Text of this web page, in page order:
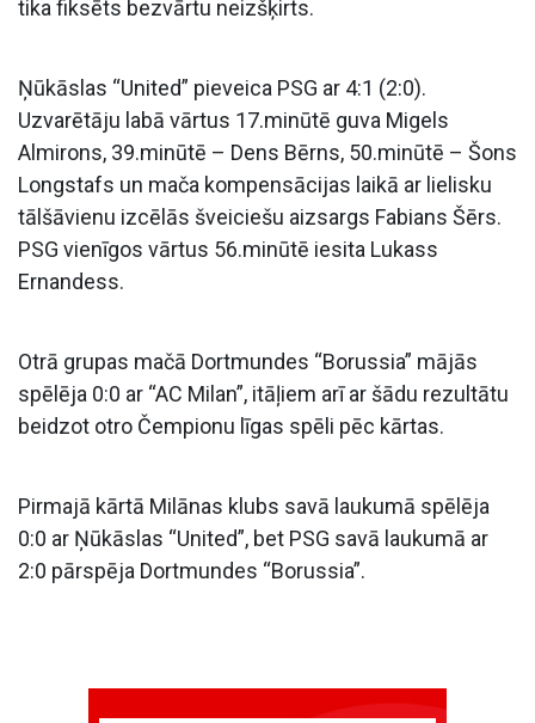
tika fiksēts bezvārtu neizšķirts.
Ņūkāslas “United” pieveica PSG ar 4:1 (2:0).
Uzvarētāju labā vārtus 17.minūtē guva Migels
Almirons, 39.minūtē – Dens Bērns, 50.minūtē – Šons
Longstafs un mača kompensācijas laikā ar lielisku
tālšāvienu izcēlās šveiciešu aizsargs Fabians Šērs.
PSG vienīgos vārtus 56.minūtē iesita Lukass
Ernandess.
Otrā grupas mačā Dortmundes “Borussia” mājās
spēlēja 0:0 ar “AC Milan”, itāļiem arī ar šādu rezultātu
beidzot otro Čempionu līgas spēli pēc kārtas.
Pirmajā kārtā Milānas klubs savā laukumā spēlēja
0:0 ar Ņūkāslas “United”, bet PSG savā laukumā ar
2:0 pārspēja Dortmundes “Borussia”.